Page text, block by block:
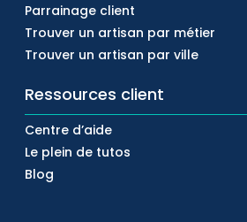
Parrainage client
Trouver un artisan par métier
Trouver un artisan par ville
Ressources client
Centre d’aide
Le plein de tutos
Blog